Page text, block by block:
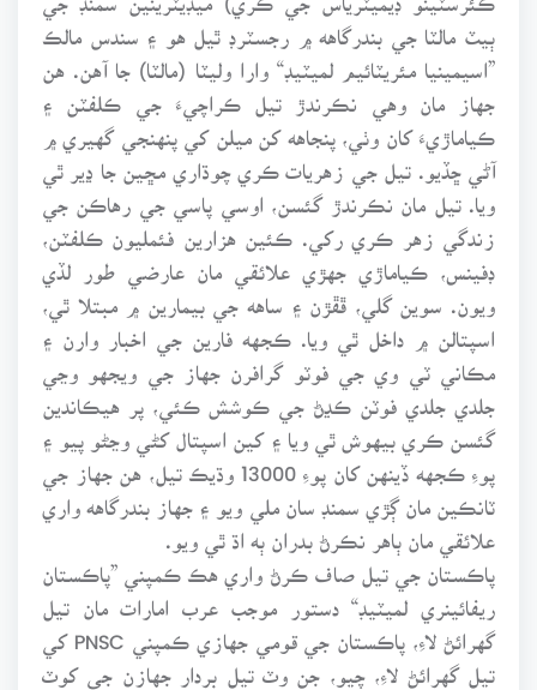
ٻيٽ مالٽا جي بندرگاهه ۾ رجسٽرڊ ٿيل هو ۽ سندس مالڪ
”اسيمينيا مئريٽائيم لميٽيڊ“ وارا وليٽا (مالٽا) جا آهن. هن
جهاز مان وهي نڪرندڙ تيل ڪراچيءَ جي ڪلفٽن ۽
ڪياماڙيءَ کان وٺي، پنجاهه کن ميلن کي پنهنجي گهيري ۾
آڻي ڇڏيو. تيل جي زهريات ڪري چوڌاري مڇين جا ڍير ٿي
ويا. تيل مان نڪرندڙ گئسن، اوسي پاسي جي رهاڪن جي
زندگي زهر ڪري رکي. ڪئين هزارين فئمليون ڪلفٽن،
ڊفينس، ڪياماڙي جهڙي علائقي مان عارضي طور لڏي
ويون. سوين گلي، ڦڦڙن ۽ ساهه جي بيمارين ۾ مبتلا ٿي،
اسپتالن ۾ داخل ٿي ويا. ڪجهه فارين جي اخبار وارن ۽
مڪاني ٽي وي جي فوٽو گرافرن جهاز جي ويجهو وڃي
جلدي جلدي فوٽن ڪڍڻ جي ڪوشش ڪئي، پر هيڪاندين
گئسن ڪري بيهوش ٿي ويا ۽ کين اسپتال کڻي وڃڻو پيو ۽
پوءِ ڪجهه ڏينهن کان پوءِ 13000 وڌيڪ تيل، هن جهاز جي
ٽانڪين مان ڳڙي سمنڊ سان ملي ويو ۽ جهاز بندرگاهه واري
علائقي مان ٻاهر نڪرڻ بدران ٻه اڌ ٿي ويو.
پاڪستان جي تيل صاف ڪرڻ واري هڪ ڪمپني ”پاڪستان
ريفائينري لميٽيڊ“ دستور موجب عرب امارات مان تيل
گهرائڻ لاءِ، پاڪستان جي قومي جهازي ڪمپني PNSC کي
تيل گهرائڻ لاءِ، چيو، جن وٽ تيل بردار جهازن جي کوٽ